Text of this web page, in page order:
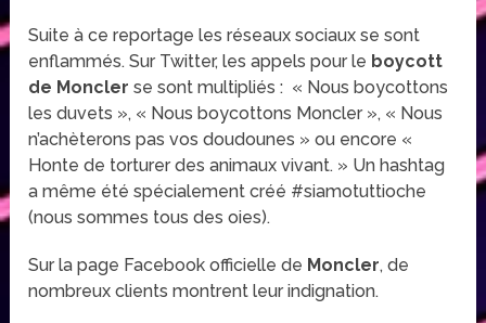
Suite à ce reportage les réseaux sociaux se sont
enflammés. Sur Twitter, les appels pour le boycott
de Moncler se sont multipliés : « Nous boycottons
les duvets », « Nous boycottons Moncler », « Nous
n’achèterons pas vos doudounes » ou encore «
Honte de torturer des animaux vivant. » Un hashtag
a même été spécialement créé #siamotuttioche
(nous sommes tous des oies).
Sur la page Facebook officielle de Moncler, de
nombreux clients montrent leur indignation.